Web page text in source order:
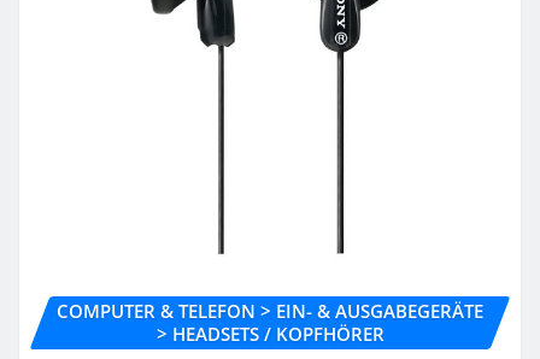
COMPUTER & TELEFON > EIN- & AUSGABEGERÄTE
> HEADSETS / KOPFHÖRER